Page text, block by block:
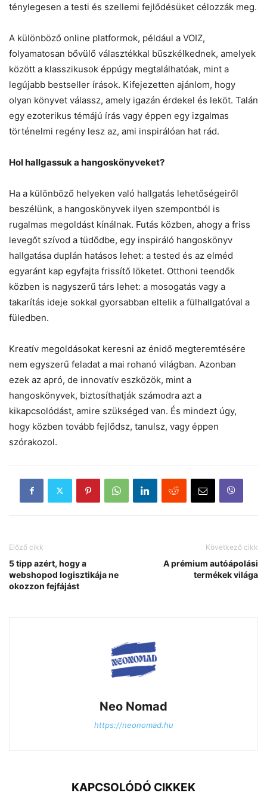
ténylegesen a testi és szellemi fejlődésüket célozzák meg.
A különböző online platformok, például a VOIZ,
folyamatosan bővülő választékkal büszkélkednek, amelyek
között a klasszikusok éppúgy megtalálhatóak, mint a
legújabb bestseller írások. Kifejezetten ajánlom, hogy
olyan könyvet válassz, amely igazán érdekel és leköt. Talán
egy ezoterikus témájú írás vagy éppen egy izgalmas
történelmi regény lesz az, ami inspirálóan hat rád.
Hol hallgassuk a hangoskönyveket?
Ha a különböző helyeken való hallgatás lehetőségeiről
beszélünk, a hangoskönyvek ilyen szempontból is
rugalmas megoldást kínálnak. Futás közben, ahogy a friss
levegőt szívod a tüdődbe, egy inspiráló hangoskönyv
hallgatása duplán hatásos lehet: a tested és az elméd
egyaránt kap egyfajta frissítő löketet. Otthoni teendők
közben is nagyszerű társ lehet: a mosogatás vagy a
takarítás ideje sokkal gyorsabban eltelik a fülhallgatóval a
füledben.
Kreatív megoldásokat keresni az énidő megteremtésére
nem egyszerű feladat a mai rohanó világban. Azonban
ezek az apró, de innovatív eszközök, mint a
hangoskönyvek, biztosíthatják számodra azt a
kikapcsolódást, amire szükséged van. És mindezt úgy,
hogy közben tovább fejlődsz, tanulsz, vagy éppen
szórakozol.
Előző cikk
5 tipp azért, hogy a
webshopod logisztikája ne
okozzon fejfájást
Következő cikk
A prémium autóápolási
termékek világa
Neo Nomad
https://neonomad.hu
KAPCSOLÓDÓ CIKKEK